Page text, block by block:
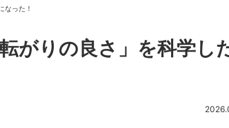
なった！
がりの良さ」を科学し